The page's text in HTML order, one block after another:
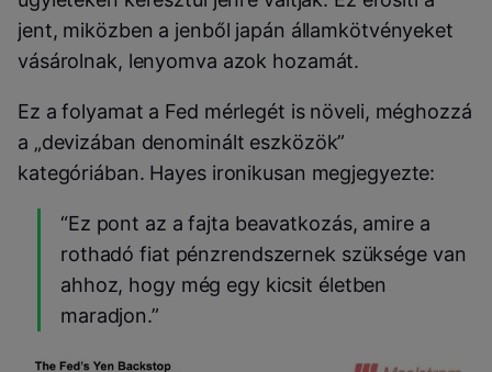
jent, miközben a jenből japán államkötvényeket
vásárolnak, lenyomva azok hozamát.
Ez a folyamat a Fed mérlegét is növeli, méghozzá
a „devizában denominált eszközök”
kategóriában. Hayes ironikusan megjegyezte:
“Ez pont az a fajta beavatkozás, amire a
rothadó fiat pénzrendszernek szüksége van
ahhoz, hogy még egy kicsit életben
maradjon.”